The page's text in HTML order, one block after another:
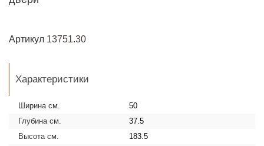
Артикул 13751.30
Характеристики
Ширина см.
50
Глубина см.
37.5
Высота см.
183.5